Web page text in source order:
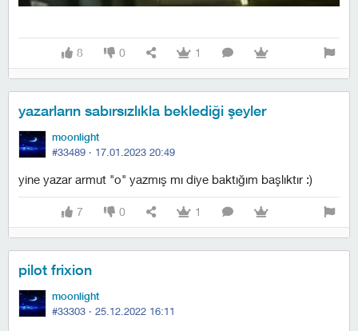
8 0 1
yazarların sabırsızlıkla beklediği şeyler
moonlight
#33489 · 17.01.2023 20:49
yine yazar armut "o" yazmış mı diye baktığım başlıktır :)
7 0 1
pilot frixion
moonlight
#33303 · 25.12.2022 16:11